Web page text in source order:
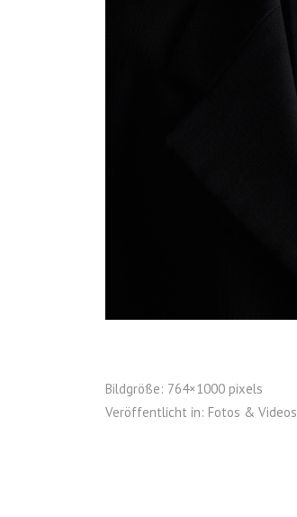
Bildgröße: 764×1000 pixels
Veröffentlicht in: Fotos & Videos